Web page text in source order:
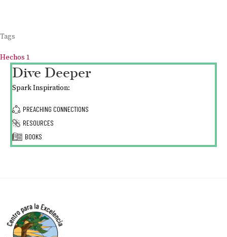
Tags
Hechos 1
Dive Deeper
Spark Inspiration:
PREACHING CONNECTIONS
RESOURCES
BOOKS